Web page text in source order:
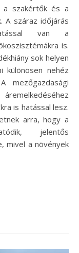
a szakértők és a
A száraz időjárás
van a
is.
sok helyen
különösen nehéz
mezőgazdasági
is hatással lesz.
arra, hogy a
jelentős
mivel a növények